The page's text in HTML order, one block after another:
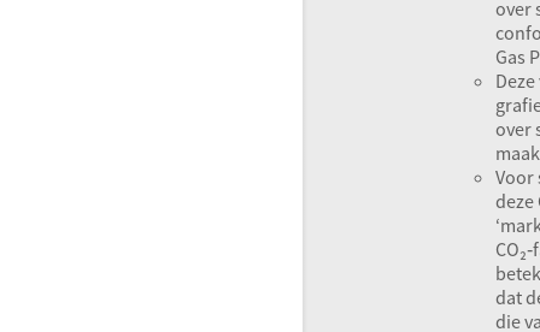
over
Gas
over
Voor
deze
dat
die